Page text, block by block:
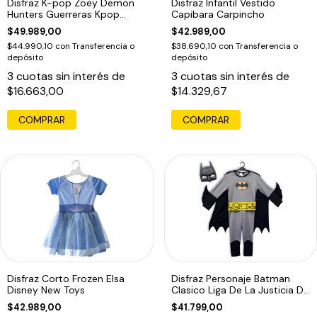
Disfraz K-pop Zoey Demon
Hunters Guerreras Kpop
Infantil Zoey
$49.989,00
$44.990,10 con Transferencia o
depósito
3 cuotas sin interés de
$16.663,00
COMPRAR
Disfraz Infantil Vestido
Capibara Carpincho
$42.989,00
$38.690,10 con Transferencia o
depósito
3 cuotas sin interés de
$14.329,67
COMPRAR
Disfraz Corto Frozen Elsa
Disney New Toys
$42.989,00
Disfraz Personaje Batman
Clasico Liga De La Justicia Dc
1666
$41.799,00